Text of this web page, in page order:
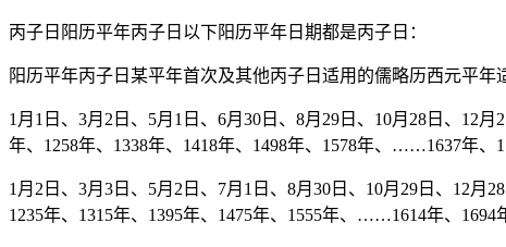
丙子日阳历平年丙子日以下阳历平年日期都是丙子日：
阳历平年丙子日某平年首次及其他丙子日适用的儒略历西元平年
1月1日、3月2日、5月1日、6月30日、8月29日、10月28日、12
年、1258年、1338年、1418年、1498年、1578年、……1637年、
1月2日、3月3日、5月2日、7月1日、8月30日、10月29日、12月
1235年、1315年、1395年、1475年、1555年、……1614年、1694